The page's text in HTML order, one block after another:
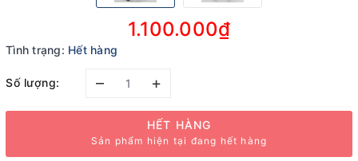
1.100.000₫
Tình trạng: Hết hàng
Số lượng: – +
HẾT HÀNG
Sản phẩm hiện tại đang hết hàng